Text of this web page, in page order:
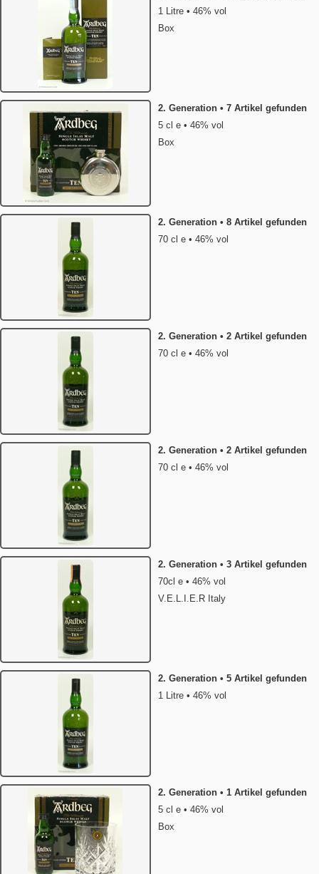
1 Litre • 46% vol
Box
2. Generation • 7 Artikel gefunden
5 cl e • 46% vol
Box
2. Generation • 8 Artikel gefunden
70 cl e • 46% vol
2. Generation • 2 Artikel gefunden
70 cl e • 46% vol
2. Generation • 2 Artikel gefunden
70 cl e • 46% vol
2. Generation • 3 Artikel gefunden
70cl e • 46% vol
V.E.L.I.E.R Italy
2. Generation • 5 Artikel gefunden
1 Litre • 46% vol
2. Generation • 1 Artikel gefunden
5 cl e • 46% vol
Box